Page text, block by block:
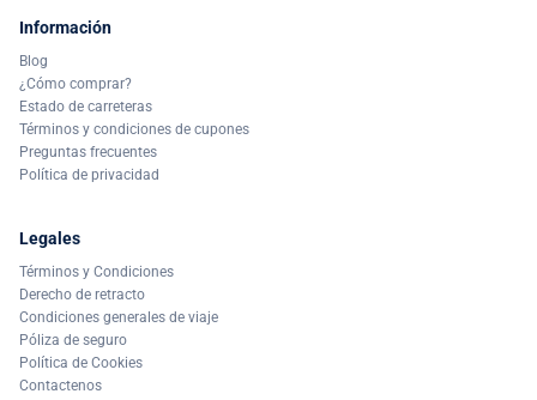
Información
Blog
¿Cómo comprar?
Estado de carreteras
Términos y condiciones de cupones
Preguntas frecuentes
Política de privacidad
Legales
Términos y Condiciones
Derecho de retracto
Condiciones generales de viaje
Póliza de seguro
Política de Cookies
Contactenos